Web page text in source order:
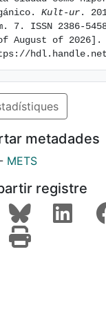
Kult-ur .
7. ISSN 2386-
August of
metadades
- METS
registre